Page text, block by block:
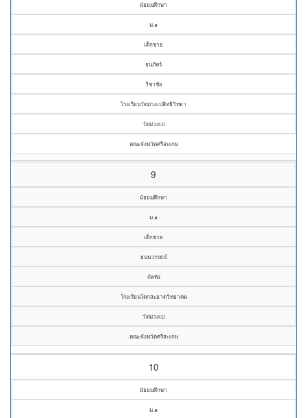
มัธยมศึกษา
ม.๑
เด็กชาย
ธนภัทร์
วิชาชัย
โรงเรียนวัดม่วงเปสิทธิวิทยา
วัดม่วงเป
คณะจังหวัดศรีสะเกษ
9
มัธยมศึกษา
ม.๑
เด็กชาย
ธนนวรรธน์
กัดทัง
โรงเรียนโคกสะอาดวิทยาคม
วัดม่วงเป
คณะจังหวัดศรีสะเกษ
10
มัธยมศึกษา
ม.๑